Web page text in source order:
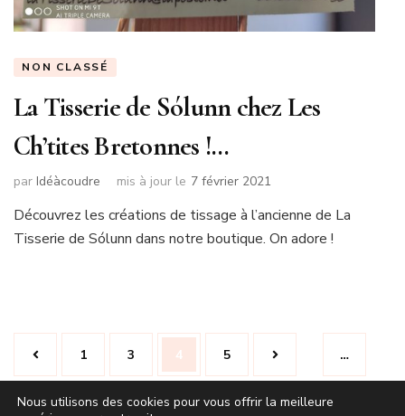
NON CLASSÉ
La Tisserie de Sólunn chez Les
Ch’tites Bretonnes !…
par Idéàcoudre mis à jour le 7 février 2021
Découvrez les créations de tissage à l’ancienne de La
Tisserie de Sólunn dans notre boutique. On adore !
Pagination
des
publications
Page
1 …
Page
3 Page
4 Page
5
Nous utilisons des cookies pour vous offrir la meilleure